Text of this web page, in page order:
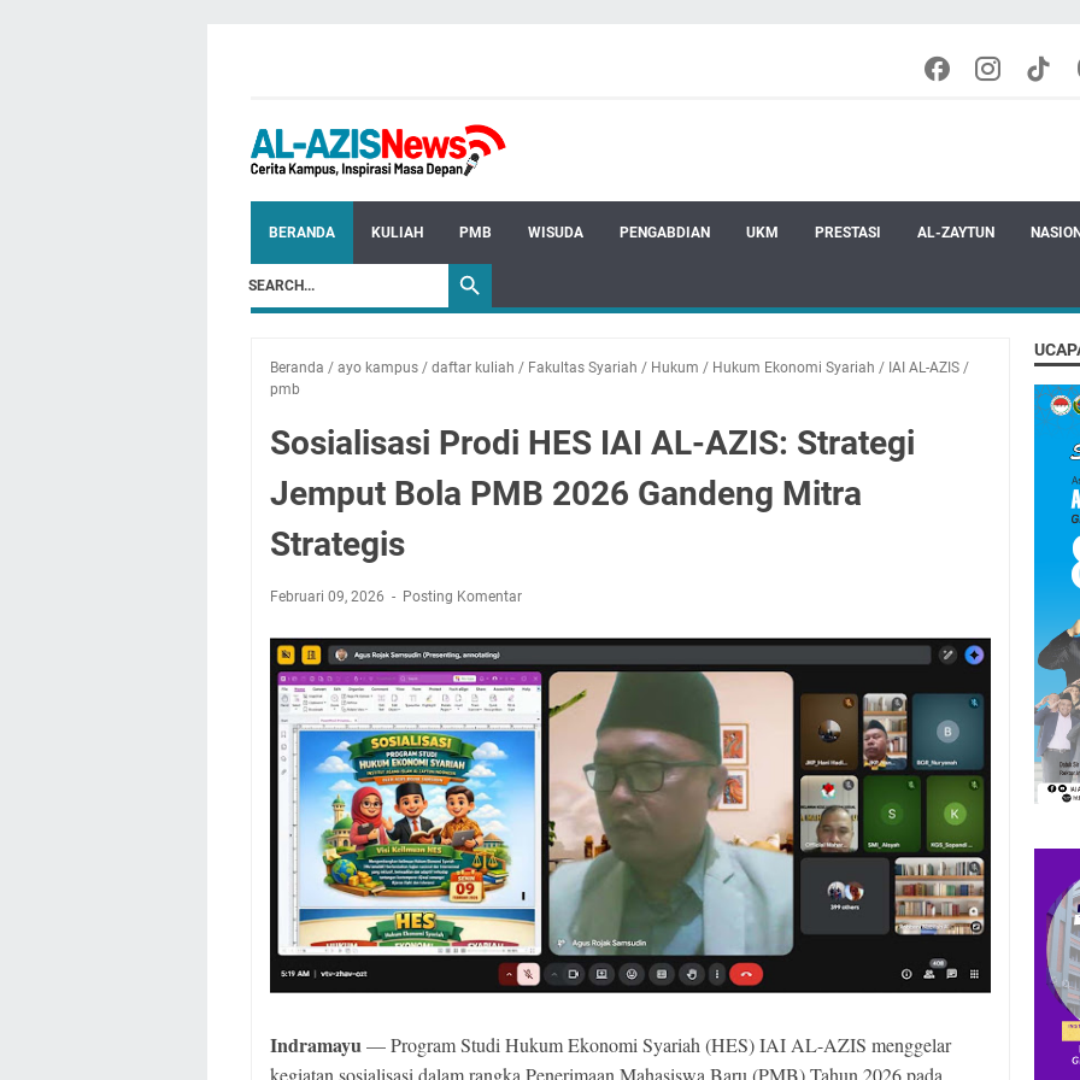
BERANDA KULIAH PMB WISUDA PENGABDIAN UKM PRESTASI AL-ZAYTUN
Beranda / ayo kampus / daftar kuliah / Fakultas Syariah / Hukum / Hukum Ekonomi Syariah / IAI AL-AZIS /
pmb
Sosialisasi Prodi HES IAI AL-AZIS: Strategi
Jemput Bola PMB 2026 Gandeng Mitra
Strategis
Februari 09, 2026 Posting Komentar
Indramayu— Program Studi Hukum Ekonomi Syariah (HES) IAI AL-AZIS menggelar
kegiatan sosialisasi dalam rangka Penerimaan Mahasiswa Baru (PMB) Tahun 2026 pada